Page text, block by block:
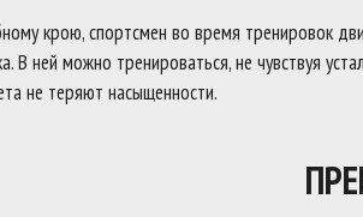
крою, спортсмен во время тренировок
В ней можно тренироваться, не чувствуя
не теряют насыщенности.